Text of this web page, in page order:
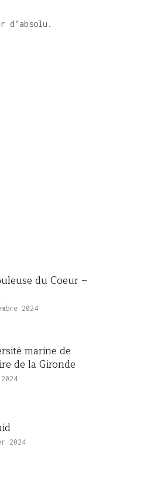
d’absolu.
du Coeur –
2024
marine de
de la Gironde
2024